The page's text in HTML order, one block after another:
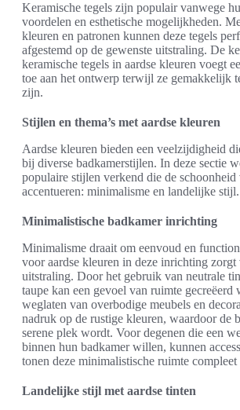
Keramische tegels zijn populair vanwege
voordelen en esthetische mogelijkheden.
kleuren en patronen kunnen deze tegels
afgestemd op de gewenste uitstraling. De
keramische tegels in aardse kleuren voegt
toe aan het ontwerp terwijl ze gemakkelijk
zijn.
Stijlen en thema’s met aardse kleuren
Aardse kleuren bieden een veelzijdigheid
bij diverse badkamerstijlen. In deze sectie
populaire stijlen verkend die de schoonheid
accentueren: minimalisme en landelijke stijl.
Minimalistische badkamer inrichting
Minimalisme draait om eenvoud en
voor aardse kleuren in deze inrichting zorgt
uitstraling. Door het gebruik van neutrale
taupe kan een gevoel van ruimte gecreëerd
weglaten van overbodige meubels en
nadruk op de rustige kleuren, waardoor de
serene plek wordt. Voor degenen die een
binnen hun badkamer willen, kunnen
tonen deze minimalistische ruimte compleet
Landelijke stijl met aardse tinten